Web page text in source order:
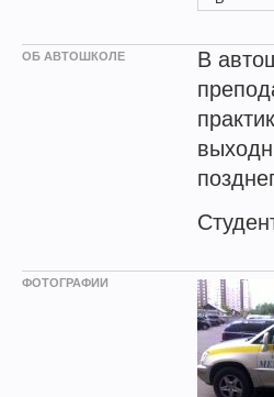
ОБ АВТОШКОЛЕ
В
ФОТОГРАФИИ